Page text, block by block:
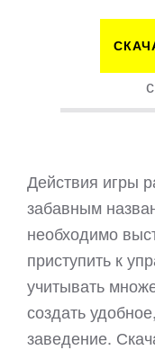
Действия игры
забавным
необходимо
приступить к
учитывать
создать
заведение.